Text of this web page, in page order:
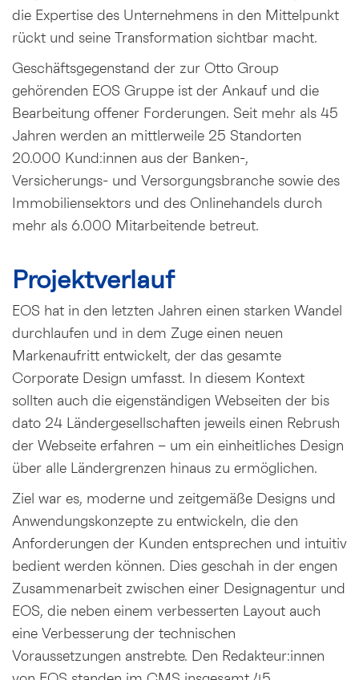
die Expertise des Unternehmens in den Mittelpunkt
rückt und seine Transformation sichtbar macht.
Geschäftsgegenstand der zur Otto Group
gehörenden EOS Gruppe ist der Ankauf und die
Bearbeitung offener Forderungen. Seit mehr als 45
Jahren werden an mittlerweile 25 Standorten
20.000 Kund:innen aus der Banken-,
Versicherungs- und Versorgungsbranche sowie des
Immobiliensektors und des Onlinehandels durch
mehr als 6.000 Mitarbeitende betreut.
Projektverlauf
EOS hat in den letzten Jahren einen starken Wandel
durchlaufen und in dem Zuge einen neuen
Markenaufritt entwickelt, der das gesamte
Corporate Design umfasst. In diesem Kontext
sollten auch die eigenständigen Webseiten der bis
dato 24 Ländergesellschaften jeweils einen Rebrush
der Webseite erfahren – um ein einheitliches Design
über alle Ländergrenzen hinaus zu ermöglichen.
Ziel war es, moderne und zeitgemäße Designs und
Anwendungskonzepte zu entwickeln, die den
Anforderungen der Kunden entsprechen und intuitiv
bedient werden können. Dies geschah in der engen
Zusammenarbeit zwischen einer Designagentur und
EOS, die neben einem verbesserten Layout auch
eine Verbesserung der technischen
Voraussetzungen anstrebte. Den Redakteur:innen